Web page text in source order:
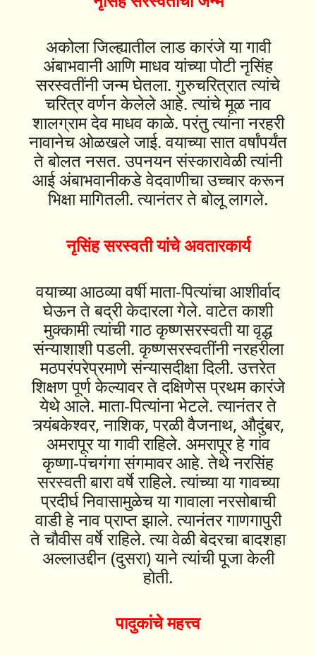
अकोला जिल्ह्यातील लाड कारंजे या गावी
अंबाभवानी आणि माधव यांच्या पोटी नृसिंह
सरस्वतींनी जन्म घेतला. गुरुचरित्रात त्यांचे
चरित्र वर्णन केलेले आहे. त्यांचे मूळ नाव
शालग्राम देव माधव काळे. परंतु त्यांना नरहरी
नावानेच ओळखले जाई. वयाच्या सात वर्षांपर्यंत
ते बोलत नसत. उपनयन संस्कारावेळी त्यांनी
आई अंबाभवानीकडे वेदवाणीचा उच्चार करून
भिक्षा मागितली. त्यानंतर ते बोलू लागले.
नृसिंह सरस्वती यांचे अवतारकार्य
वयाच्या आठव्या वर्षी माता-पित्यांचा आशीर्वाद
घेऊन ते बद्री केदारला गेले. वाटेत काशी
मुक्कामी त्यांची गाठ कृष्णसरस्वती या वृद्ध
संन्याशाशी पडली. कृष्णसरस्वतींनी नरहरीला
मठपरंपरेप्रमाणे संन्यासदीक्षा दिली. उत्तरेत
शिक्षण पूर्ण केल्यावर ते दक्षिणेस प्रथम कारंजे
येथे आले. माता-पित्यांना भेटले. त्यानंतर ते
त्र्यंबकेश्वर, नाशिक, परळी वैजनाथ, औदुंबर,
अमरापूर या गावी राहिले. अमरापूर हे गांव
कृष्णा-पंचगंगा संगमावर आहे. तेथे नरसिंह
सरस्वती बारा वर्षे राहिले. त्यांच्या या गावच्या
प्रदीर्घ निवासामुळेच या गावाला नरसोबाची
वाडी हे नाव प्राप्त झाले. त्यानंतर गाणगापुरी
ते चौवीस वर्षे राहिले. त्या वेळी बेदरचा बादशहा
अल्लाउद्दीन (दुसरा) याने त्यांची पूजा केली
होती.
पादुकांचे महत्त्व